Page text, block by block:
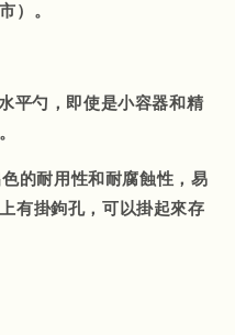
）。
平勺，即使是小容器和精
的耐用性和耐腐蝕性，易
有掛鉤孔，可以掛起來存